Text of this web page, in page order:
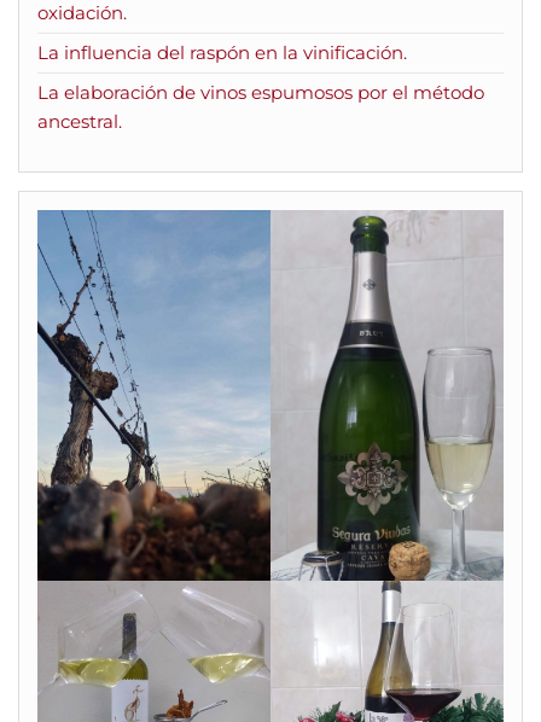
oxidación.
La influencia del raspón en la vinificación.
La elaboración de vinos espumosos por el método
ancestral.